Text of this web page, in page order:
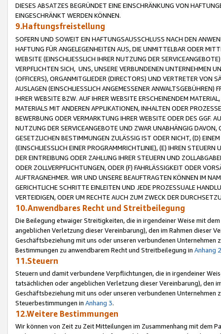
DIESES ABSATZES BEGRÜNDET EINE EINSCHRÄNKUNG VON
EINGESCHRÄNKT WERDEN KÖNNEN.
9.Haftungsfreistellung
SOFERN UND SOWEIT EIN HAFTUNGSAUSSCHLUSS NACH DEN
HAFTUNG FÜR ANGELEGENHEITEN AUS, DIE UNMITTELBAR ODER
WEBSITE (EINSCHLIESSLICH IHRER NUTZUNG DER
VERPFLICHTEN SICH, UNS, UNSERE VERBUNDENEN UNTERNEHMEN
(OFFICERS), ORGANMITGLIEDER (DIRECTORS) UND VERTRETER VON
AUSLAGEN (EINSCHLIESSLICH ANGEMESSENER
IHRER WEBSITE BZW. AUF IHRER WEBSITE ERSCHEINENDEM
MATERIALS MIT ANDEREN APPLIKATIONEN, INHALTEN ODER
BEWERBUNG ODER VERMARKTUNG IHRER WEBSITE ODER DES GGF.
NUTZUNG DER SERVICEANGEBOTE UND ZWAR UNABHÄNGIG
GESETZLICHEN BESTIMMUNGEN ZULÄSSIG IST ODER NICHT, (D)
(EINSCHLIESSLICH EINER PROGRAMMRICHTLINIE), (E) IHREN
DER EINTREIBUNG ODER ZAHLUNG IHRER STEUERN UND
ODER ZOLLVERPFLICHTUNGEN, ODER (F) FAHRLÄSSIGKEIT ODER
AUFTRAGNEHMER. WIR UND UNSERE BEAUFTRAGTEN KÖNNEN IM
GERICHTLICHE SCHRITTE EINLEITEN UND JEDE PROZESSUALE
VERTEIDIGEN, ODER UM RECHTE AUCH ZUM ZWECK DER
10.Anwendbares Recht und Streitbeilegung
Die Beilegung etwaiger Streitigkeiten, die in irgendeiner Weise mit
angeblichen Verletzung dieser Vereinbarung), den im Rahmen dieser
Geschäftsbeziehung mit uns oder unseren verbundenen
Bestimmungen zu anwendbarem Recht und Streitbeilegung in Anhang 2
11.Steuern
Steuern und damit verbundene Verpflichtungen, die in irgendeiner
tatsächlichen oder angeblichen Verletzung dieser Vereinbarung), den
Geschäftsbeziehung mit uns oder unseren verbundenen
Steuerbestimmungen in Anhang 3.
12.Weitere Bestimmungen
Wir können von Zeit zu Zeit Mitteilungen im Zusammenhang mit dem